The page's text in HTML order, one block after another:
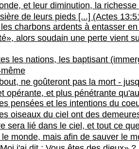
et leur diminution, la
de leurs pieds [...] (Actes
charbons ardents à entasser
alors soudain une perte vient
les nations, les baptisant
ne goûteront pas la mort -
opérante, et plus pénétrante
pensées et les intentions du
oiseaux du ciel ont des
sera lié dans le ciel, et tout ce
monde, mais afin de sauver le